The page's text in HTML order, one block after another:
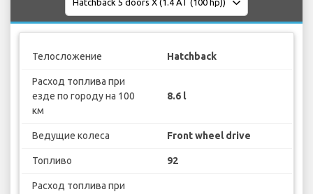
Телосложение Hatchback
Расход топлива при
езде по городу на 100
км
8.6 l
Ведущие колеса Front wheel drive
Топливо 92
Расход топлива при